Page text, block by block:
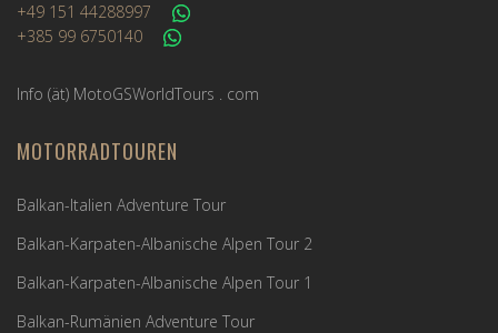
+49 151 44288997
+385 99 6750140
Info (ät) MotoGSWorldTours . com
MOTORRADTOUREN
Balkan-Italien Adventure Tour
Balkan-Karpaten-Albanische Alpen Tour 2
Balkan-Karpaten-Albanische Alpen Tour 1
Balkan-Rumänien Adventure Tour